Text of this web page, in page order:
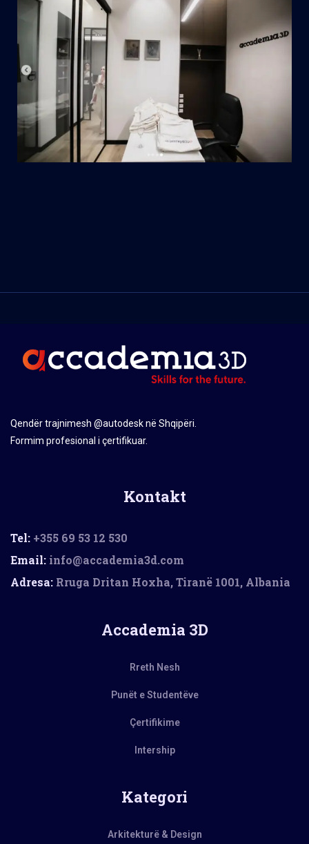
Qendër trajnimesh @autodesk në Shqipëri.
Formim profesional i çertifikuar.
Kontakt
Tel: +355 69 53 12 530
Email: info@accademia3d.com
Adresa: Rruga Dritan Hoxha, Tiranë 1001, Albania
Accademia 3D
Rreth Nesh
Punët e Studentëve
Çertifikime
Intership
Kategori
Arkitekturë & Design